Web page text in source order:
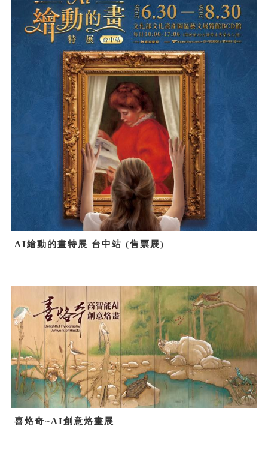
AI繪動的畫特展 台中站 (售票展)
喜烙奇~AI創意烙畫展